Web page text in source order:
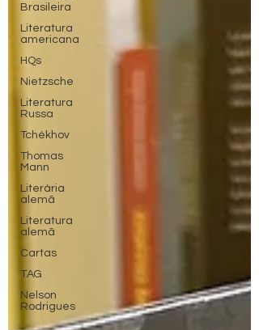
Brasileira
Literatura
americana
HQs
Nietzsche
Literatura
Russa
Tchékhov
Thomas
Mann
Literária
alemã
Literatura
alemã
Cartas
TAG
Nelson
Rodrigues